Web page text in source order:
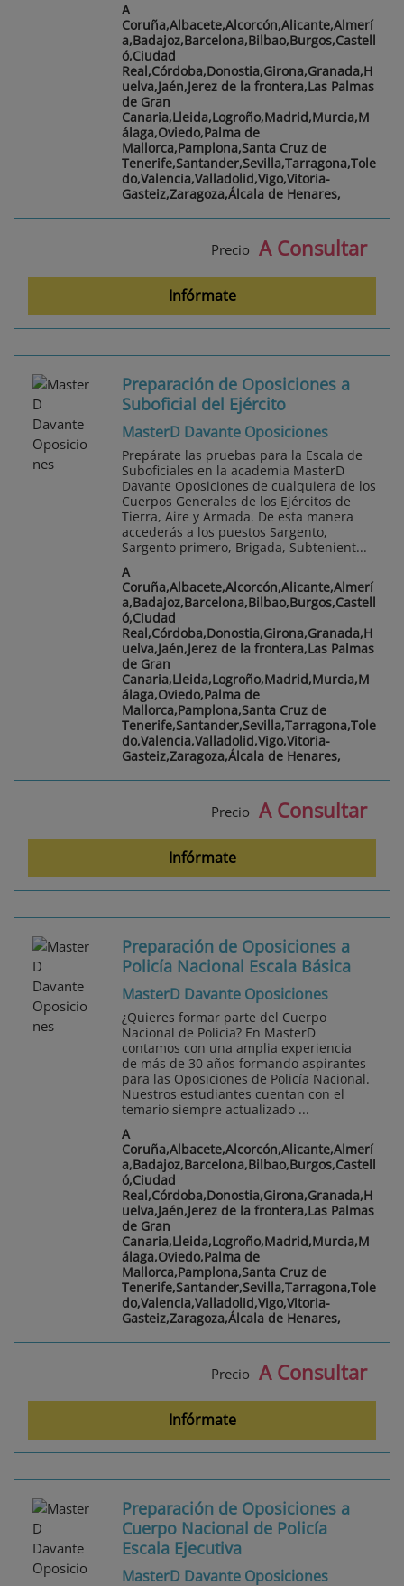
A
Coruña,Albacete,Alcorcón,Alicante,Almerí
a,Badajoz,Barcelona,Bilbao,Burgos,Castell
ó,Ciudad
Real,Córdoba,Donostia,Girona,Granada,H
uelva,Jaén,Jerez de la frontera,Las Palmas
de Gran
Canaria,Lleida,Logroño,Madrid,Murcia,M
álaga,Oviedo,Palma de
Mallorca,Pamplona,Santa Cruz de
Tenerife,Santander,Sevilla,Tarragona,Tole
do,Valencia,Valladolid,Vigo,Vitoria-
Gasteiz,Zaragoza,Álcala de Henares,
Precio A Consultar
Infórmate
Preparación de Oposiciones a
Suboficial del Ejército
MasterD Davante Oposiciones
Prepárate las pruebas para la Escala de
Suboficiales en la academia MasterD
Davante Oposiciones de cualquiera de los
Cuerpos Generales de los Ejércitos de
Tierra, Aire y Armada. De esta manera
accederás a los puestos Sargento,
Sargento primero, Brigada, Subtenient...
A
Coruña,Albacete,Alcorcón,Alicante,Almerí
a,Badajoz,Barcelona,Bilbao,Burgos,Castell
ó,Ciudad
Real,Córdoba,Donostia,Girona,Granada,H
uelva,Jaén,Jerez de la frontera,Las Palmas
de Gran
Canaria,Lleida,Logroño,Madrid,Murcia,M
álaga,Oviedo,Palma de
Mallorca,Pamplona,Santa Cruz de
Tenerife,Santander,Sevilla,Tarragona,Tole
do,Valencia,Valladolid,Vigo,Vitoria-
Gasteiz,Zaragoza,Álcala de Henares,
Precio A Consultar
Infórmate
Preparación de Oposiciones a
Policía Nacional Escala Básica
MasterD Davante Oposiciones
¿Quieres formar parte del Cuerpo
Nacional de Policía? En MasterD
contamos con una amplia experiencia
de más de 30 años formando aspirantes
para las Oposiciones de Policía Nacional.
Nuestros estudiantes cuentan con el
temario siempre actualizado ...
A
Coruña,Albacete,Alcorcón,Alicante,Almerí
a,Badajoz,Barcelona,Bilbao,Burgos,Castell
ó,Ciudad
Real,Córdoba,Donostia,Girona,Granada,H
uelva,Jaén,Jerez de la frontera,Las Palmas
de Gran
Canaria,Lleida,Logroño,Madrid,Murcia,M
álaga,Oviedo,Palma de
Mallorca,Pamplona,Santa Cruz de
Tenerife,Santander,Sevilla,Tarragona,Tole
do,Valencia,Valladolid,Vigo,Vitoria-
Gasteiz,Zaragoza,Álcala de Henares,
Precio A Consultar
Infórmate
Preparación de Oposiciones a
Cuerpo Nacional de Policía
Escala Ejecutiva
MasterD Davante Oposiciones